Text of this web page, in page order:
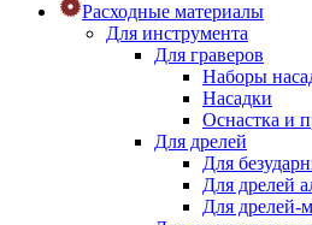
Расходные материалы
Для инструмента
Для граверов
Наборы
Насадки
Оснастка и
Для дрелей
Для
Для дрелей
Для дрелей-